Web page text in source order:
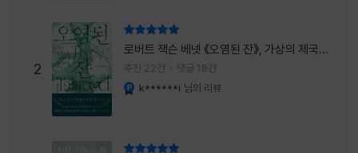
2
로버트 잭슨 베넷 《오염된 잔》, 가상의 제국이
주는 실감과 미스터리 사건의 치밀함이 이루어
내는 최상의 시너지...
추천 22건 댓글 18건
k******i 님의 리뷰